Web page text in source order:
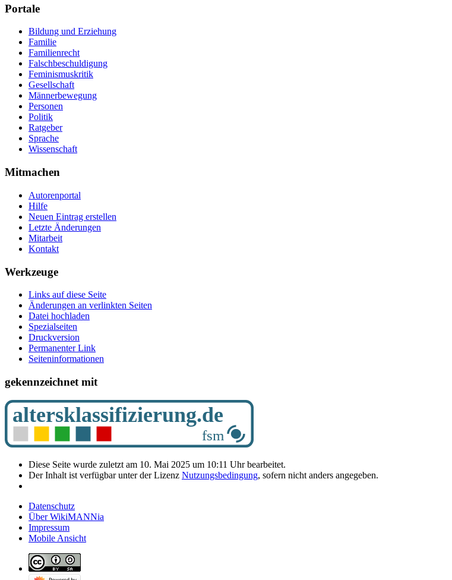
Portale
Bildung und Erziehung
Familie
Familienrecht
Falschbeschuldigung
Feminismuskritik
Gesellschaft
Männerbewegung
Personen
Politik
Ratgeber
Sprache
Wissenschaft
Mitmachen
Autorenportal
Hilfe
Neuen Eintrag erstellen
Letzte Änderungen
Mitarbeit
Kontakt
Werkzeuge
Links auf diese Seite
Änderungen an verlinkten Seiten
Datei hochladen
Spezialseiten
Druckversion
Permanenter Link
Seiten­­informationen
gekennzeichnet mit
Diese Seite wurde zuletzt am 10. Mai 2025 um 10:11 Uhr bearbeitet.
Der Inhalt ist verfügbar unter der Lizenz Nutzungsbedingung, sofern nicht anders angegeben.
Datenschutz
Über WikiMANNia
Impressum
Mobile Ansicht